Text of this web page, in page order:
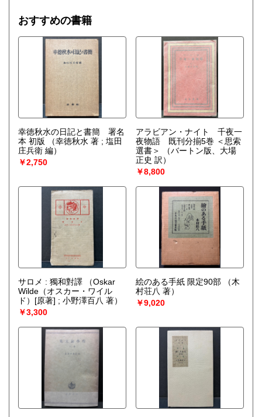
おすすめの書籍
幸徳秋水の日記と書簡 署名
本 初版
（幸徳秋水 著 ; 塩田
庄兵衛 編）
￥2,750
アラビアン・ナイト 千夜一
夜物語 既刊分揃5巻 ＜思索
選書＞
（バートン版、大場
正史 訳）
￥8,800
サロメ : 獨和對譯
（Oskar
Wilde（オスカー・ワイル
ド）[原著] ; 小野澤百八 著）
￥3,300
絵のある手紙 限定90部
（木
村荘八 著）
￥9,020